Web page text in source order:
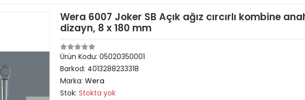
Wera 6007 Joker SB Açık ağız cırcırlı kombine
dizayn, 8 x 180 mm
Ürün Kodu: 05020350001
Barkod: 4013288233318
Marka: Wera
Stok: Stokta yok